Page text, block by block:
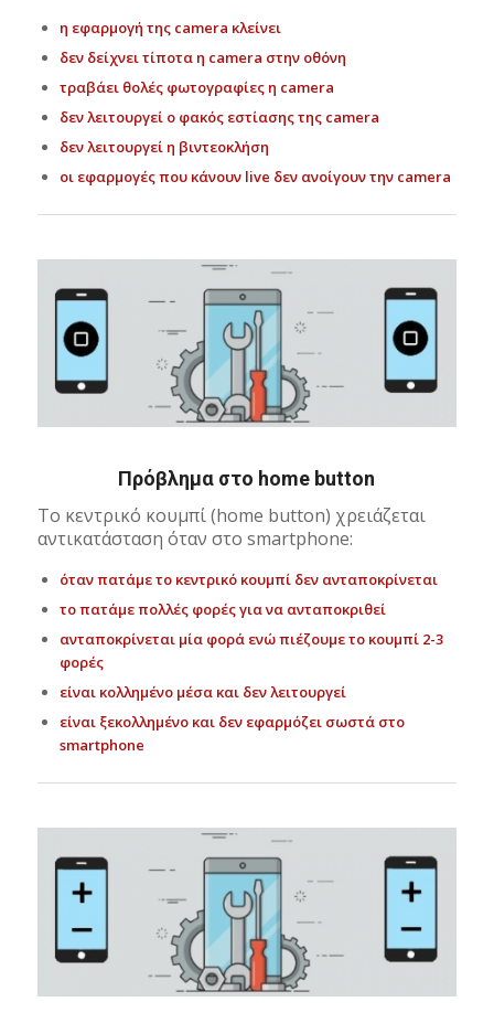
η εφαρμογή της camera κλείνει
δεν δείχνει τίποτα η camera στην οθόνη
τραβάει θολές φωτογραφίες η camera
δεν λειτουργεί ο φακός εστίασης της camera
δεν λειτουργεί η βιντεοκλήση
οι εφαρμογές που κάνουν live δεν ανοίγουν την camera
Πρόβλημα στο home button
Το κεντρικό κουμπί (home button) χρειάζεται
αντικατάσταση όταν στο smartphone:
όταν πατάμε το κεντρικό κουμπί δεν ανταποκρίνεται
το πατάμε πολλές φορές για να ανταποκριθεί
ανταποκρίνεται μία φορά ενώ πιέζουμε το κουμπί 2-3
φορές
είναι κολλημένο μέσα και δεν λειτουργεί
είναι ξεκολλημένο και δεν εφαρμόζει σωστά στο
smartphone